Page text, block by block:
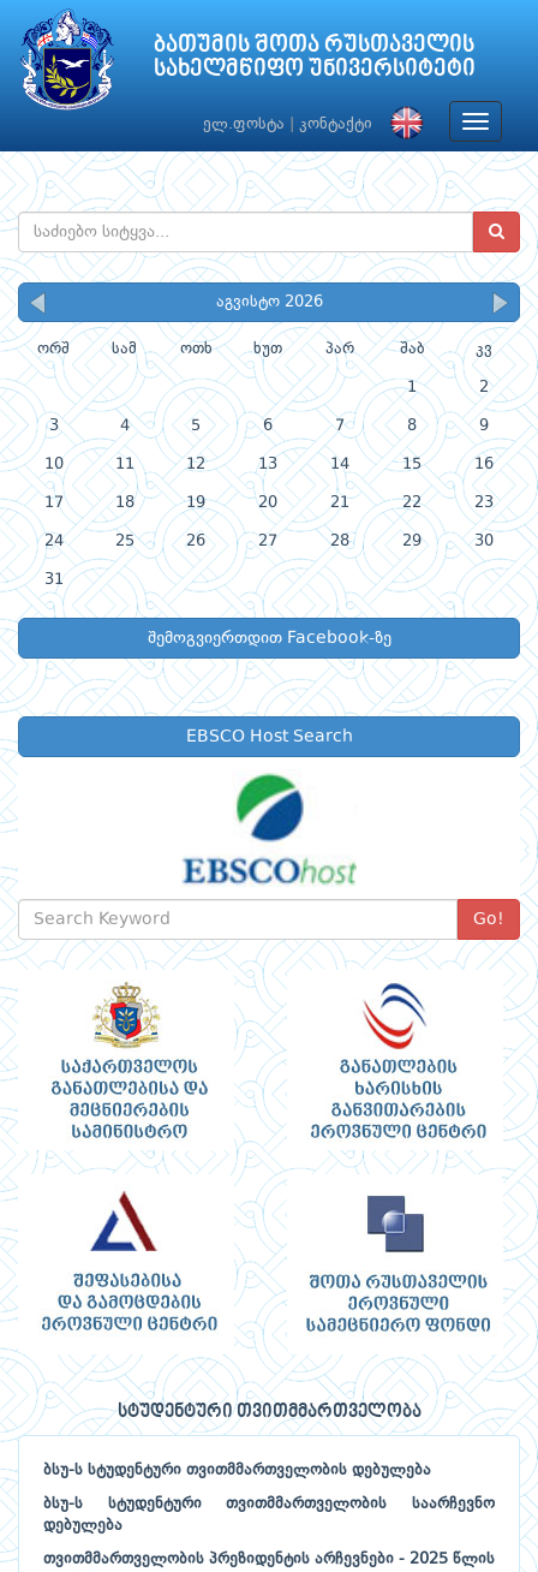
ბათუმის შოთა რუსთაველის
სახელმწიფო უნივერსიტეტი
ელ.ფოსტა კონტაქტი
Toggle
აგვისტო 2026
ორშ სამ ოთხ ხუთ პარ შაბ კვ
1 2
3 4 5 6 7 8 9
10 11 12 13 14 15 16
17 18 19 20 21 22 23
24 25 26 27 28 29 30
31
შემოგვიერთდით Facebook-ზე
EBSCO Host Search
Go!
სტუდენტური თვითმმართველობა
ბსუ-ს სტუდენტური თვითმმართველობის დებულება
ბსუ-ს სტუდენტური თვითმმართველობის საარჩევნო
დებულება
თვითმმართველობის პრეზიდენტის არჩევნები - 2025 წლის